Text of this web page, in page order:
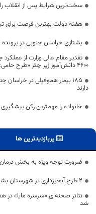
سخت‌ترین شرایط پس از انقلاب
هفته دولت بهترین فرصت برای
یشتازی خراسان جنوبی در
تقدیر مقام عالی وزارت از
۴۶۰۰ دانش‌آموز زیر چتر «طرح حامی»
۱۸۵ بیمار هموفیلی در
دارند
خانواده را مهمترین رکن
پربازدیدترین ها
ضرورت توجه ویژه به بخش
۲ طرح آبخیزداری در شهرستان بشرویه افتتاح شد
تئاتر صحنه‌ای «سرسره مایا» در
شد